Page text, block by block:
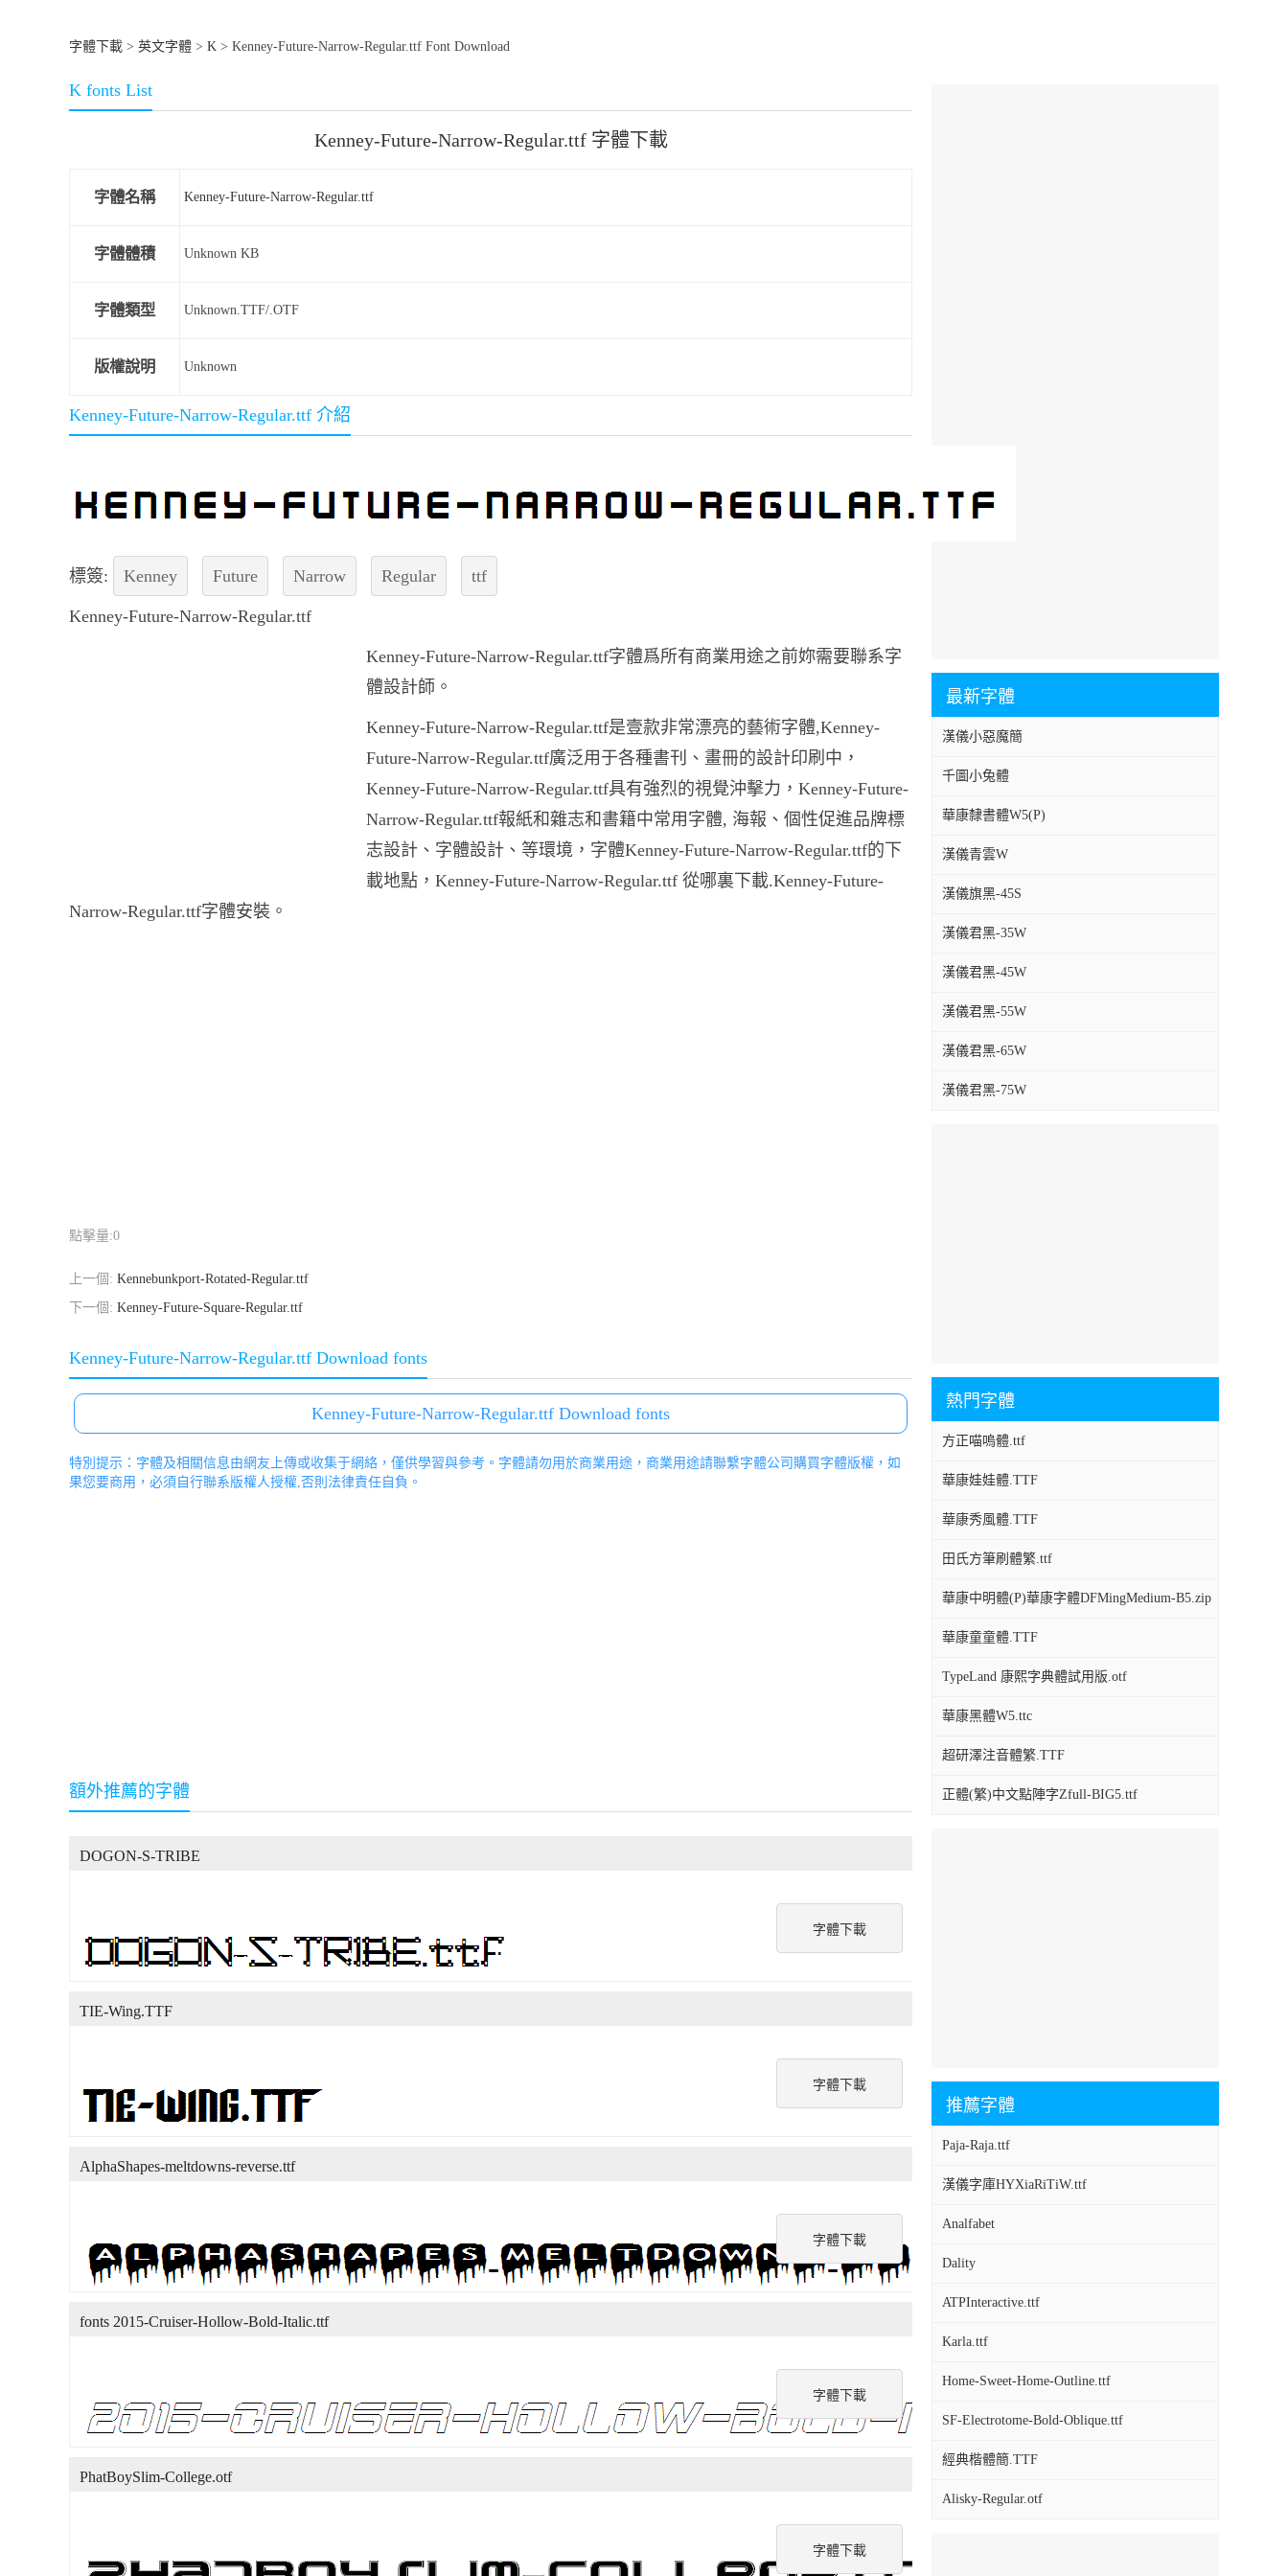
字體下載 > 英文字體 > K > Kenney-Future-Narrow-Regular.ttf Font Download
最新字體
漢儀小惡魔簡
千圖小兔體
華康隸書體W5(P)
漢儀青雲W
漢儀旗黑-45S
漢儀君黑-35W
漢儀君黑-45W
漢儀君黑-55W
漢儀君黑-65W
漢儀君黑-75W
熱門字體
方正喵嗚體.ttf
華康娃娃體.TTF
華康秀風體.TTF
田氏方筆刷體繁.ttf
華康中明體(P)華康字體DFMingMedium-B5.zip
華康童童體.TTF
TypeLand 康熙字典體試用版.otf
華康黑體W5.ttc
超研澤注音體繁.TTF
正體(繁)中文點陣字Zfull-BIG5.ttf
推薦字體
Paja-Raja.ttf
漢儀字庫HYXiaRiTiW.ttf
Analfabet
Dality
ATPInteractive.ttf
Karla.ttf
Home-Sweet-Home-Outline.ttf
SF-Electrotome-Bold-Oblique.ttf
經典楷體簡.TTF
Alisky-Regular.otf
K fonts List
Kenney-Future-Narrow-Regular.ttf 字體下載
字體名稱 Kenney-Future-Narrow-Regular.ttf
字體體積 Unknown KB
字體類型 Unknown.TTF/.OTF
版權說明 Unknown
Kenney-Future-Narrow-Regular.ttf 介紹
標簽: Kenney Future Narrow Regular ttf
Kenney-Future-Narrow-Regular.ttf
Kenney-Future-Narrow-Regular.ttf字體爲所有商業用途之前妳需要聯系字
體設計師。
Kenney-Future-Narrow-Regular.ttf是壹款非常漂亮的藝術字體,Kenney-
Future-Narrow-Regular.ttf廣泛用于各種書刊、畫冊的設計印刷中，
Kenney-Future-Narrow-Regular.ttf具有強烈的視覺沖擊力，Kenney-Future-
Narrow-Regular.ttf報紙和雜志和書籍中常用字體, 海報、個性促進品牌標
志設計、字體設計、等環境，字體Kenney-Future-Narrow-Regular.ttf的下
載地點，Kenney-Future-Narrow-Regular.ttf 從哪裏下載.Kenney-Future-
Narrow-Regular.ttf字體安裝。
點擊量:0
上一個: Kennebunkport-Rotated-Regular.ttf
下一個: Kenney-Future-Square-Regular.ttf
Kenney-Future-Narrow-Regular.ttf Download fonts
Kenney-Future-Narrow-Regular.ttf Download fonts
特別提示：字體及相關信息由網友上傳或收集于網絡，僅供學習與參考。字體請勿用於商業用途，商業用途請聯繫字體公司購買字體版權，如
果您要商用，必須自行聯系版權人授權,否則法律責任自負。
額外推薦的字體
字體下載
DOGON-S-TRIBE
字體下載
TIE-Wing.TTF
字體下載
AlphaShapes-meltdowns-reverse.ttf
字體下載
fonts 2015-Cruiser-Hollow-Bold-Italic.ttf
字體下載
PhatBoySlim-College.otf